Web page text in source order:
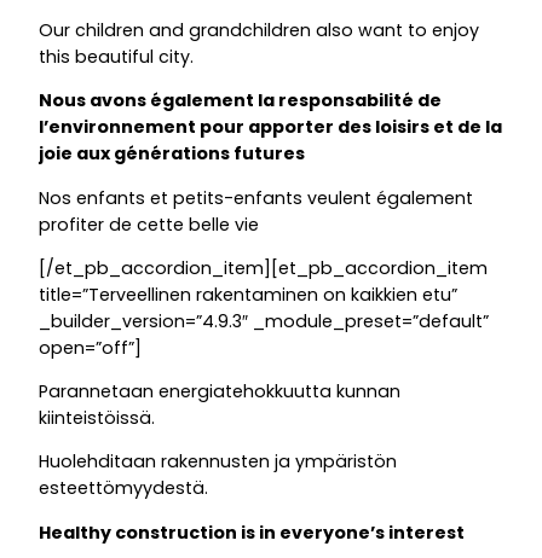
Our children and grandchildren also want to enjoy
this beautiful city.
Nous avons également la responsabilité de
l’environnement pour apporter des loisirs et de la
joie aux générations futures
Nos enfants et petits-enfants veulent également
profiter de cette belle vie
[/et_pb_accordion_item][et_pb_accordion_item
title=”Terveellinen rakentaminen on kaikkien etu”
_builder_version=”4.9.3″ _module_preset=”default”
open=”off”]
Parannetaan energiatehokkuutta kunnan
kiinteistöissä.
Huolehditaan rakennusten ja ympäristön
esteettömyydestä.
Healthy construction is in everyone’s interest